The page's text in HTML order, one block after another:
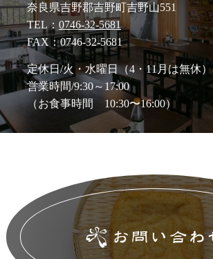
奈良県吉野郡吉野町吉野山551
TEL： 0746-32-5681
FAX：0746-32-5681
定休日/火・水曜日（4・11月は無休）
営業時間/9:30～17:00
（お食事時間 10:30〜16:00）